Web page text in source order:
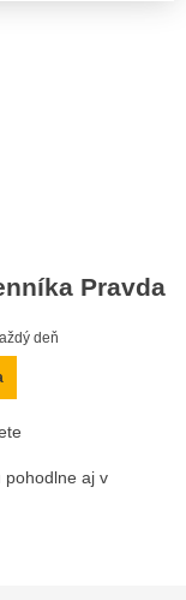
Pravda
deň
pohodlne aj v